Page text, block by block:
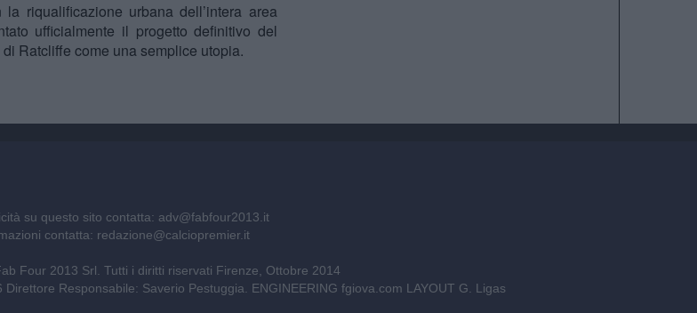
riqualificazione urbana dell’intera area
ufficialmente il progetto definitivo del
Ratcliffe come una semplice utopia.
su questo sito contatta: adv@fabfour2013.it
contatta: redazione@calciopremier.it
Four 2013 Srl. Tutti i diritti riservati Firenze, Ottobre 2014
Responsabile: Saverio Pestuggia. ENGINEERING fgiova.com LAYOUT G. Ligas